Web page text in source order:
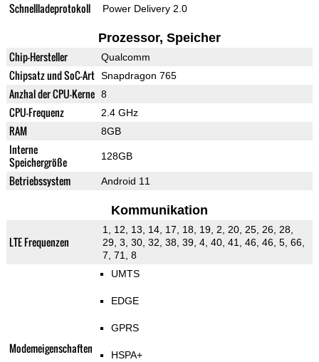
Schnellladeprotokoll Power Delivery 2.0
Prozessor, Speicher
Chip-Hersteller Qualcomm
Chipsatz und SoC-Art Snapdragon 765
Anzhal der CPU-Kerne 8
CPU-Frequenz 2.4 GHz
RAM 8GB
Interne
Speichergröße
128GB
Betriebssystem Android 11
Kommunikation
LTE Frequenzen
1, 12, 13, 14, 17, 18, 19, 2, 20, 25, 26, 28,
29, 3, 30, 32, 38, 39, 4, 40, 41, 46, 46, 5, 66,
7, 71, 8
Modemeigenschaften
UMTS
EDGE
GPRS
HSPA+